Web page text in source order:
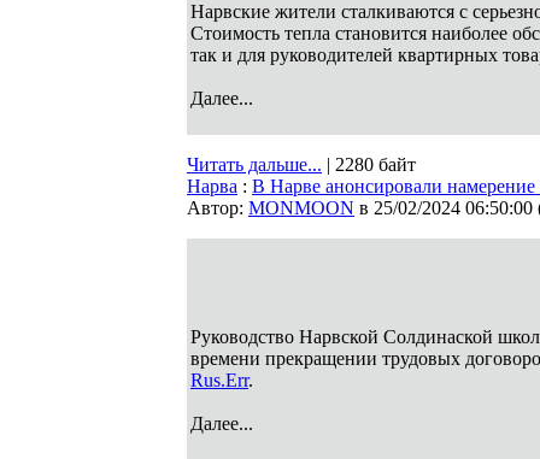
Нарвские жители сталкиваются с
Стоимость тепла становится наиболее
так и для руководителей квартирных
Далее...
Читать дальше... | 2280 байт
Нарва : В Нарве анонсировали
Автор: MONMOON в 25/02/2024 06:50:00
Руководство Нарвской Солдинаской
времени прекращении трудовых
Rus.Err.
Далее...